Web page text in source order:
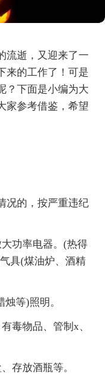
流逝，又迎来了一
来的工作了！可是
？下面是小编为大
家参考借鉴，希望
况的，按严重违纪
功率电器。(热得
具(煤油炉、酒精
等)照明。
毒物品、管制x、
存放酒瓶等。